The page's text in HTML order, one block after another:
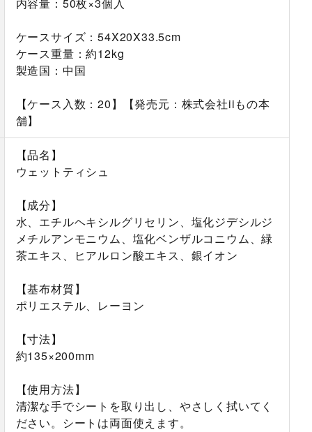
内容量：50枚×3個入
ケースサイズ：54X20X33.5cm
ケース重量：約12kg
製造国：中国
【ケース入数：20】【発売元：株式会社iiもの本
舗】
【品名】
ウェットティシュ
【成分】
水、エチルヘキシルグリセリン、塩化ジデシルジ
メチルアンモニウム、塩化ベンザルコニウム、緑
茶エキス、ヒアルロン酸エキス、銀イオン
【基布材質】
ポリエステル、レーヨン
【寸法】
約135×200mm
【使用方法】
清潔な手でシートを取り出し、やさしく拭いてく
ださい。シートは両面使えます。